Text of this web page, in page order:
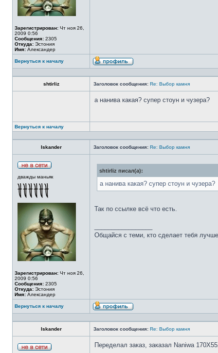
Зарегистрирован: Чт ноя 26,
2009 0:56
Сообщения: 2305
Откуда: Эстония
Имя: Александер
Вернуться к началу
shtirliz Заголовок сообщения: Re: Выбор камня
а нанива какая? супер стоун и чузера?
Вернуться к началу
Iskander Заголовок сообщения: Re: Выбор камня
дважды маньяк
Зарегистрирован: Чт ноя 26,
2009 0:56
Сообщения: 2305
Откуда: Эстония
Имя: Александер
shtirliz писал(а):
а нанива какая? супер стоун и чузера?
Так по ссылке всё что есть.
Общайся с теми, кто сделает тебя
Вернуться к началу
Iskander Заголовок сообщения: Re: Выбор камня
Переделал заказ, заказал Naniwa